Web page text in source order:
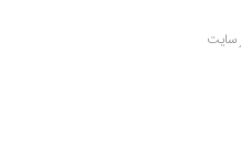
سایت